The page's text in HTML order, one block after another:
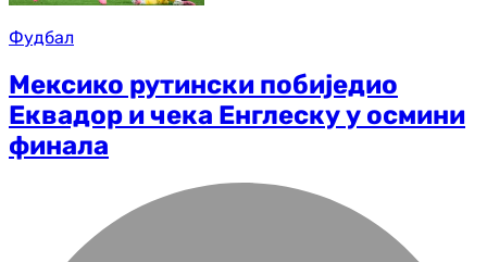
Фудбал
Мексико рутински побиједио
Еквадор и чека Енглеску у осмини
финала